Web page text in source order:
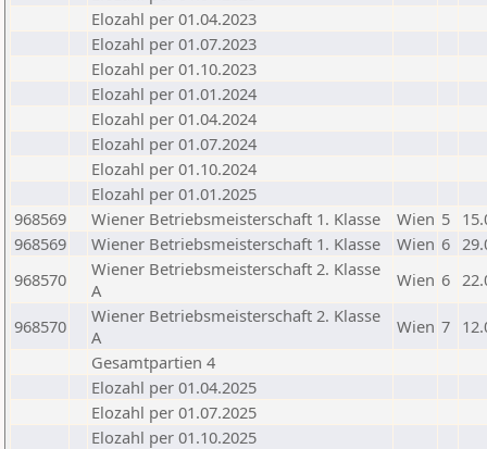
Elozahl per 01.04.2023
Elozahl per 01.07.2023
Elozahl per 01.10.2023
Elozahl per 01.01.2024
Elozahl per 01.04.2024
Elozahl per 01.07.2024
Elozahl per 01.10.2024
Elozahl per 01.01.2025
968569
Wiener Betriebsmeisterschaft 1. Klasse Wien 5
968569
Wiener Betriebsmeisterschaft 1. Klasse Wien 6
968570
Wiener Betriebsmeisterschaft 2. Klasse
A
Wien 6
968570
Wiener Betriebsmeisterschaft 2. Klasse
A
Wien 7
Gesamtpartien 4
Elozahl per 01.04.2025
Elozahl per 01.07.2025
Elozahl per 01.10.2025